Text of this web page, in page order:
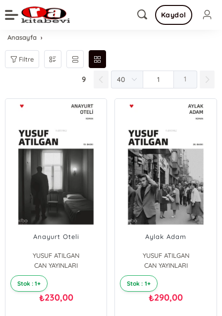
Kaydol
Anasayfa
Filtre
9 1
Anayurt Oteli
YUSUF ATILGAN
CAN YAYINLARI
Stok : 1+
₺230,00
Aylak Adam
YUSUF ATILGAN
CAN YAYINLARI
Stok : 1+
₺290,00